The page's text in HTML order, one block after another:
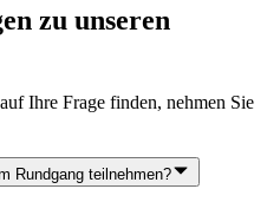
zu unseren
Ihre Frage finden, nehmen Sie
Rundgang teilnehmen?